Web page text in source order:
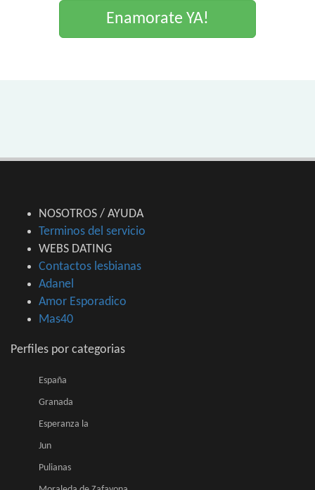
Enamorate YA!
NOSOTROS / AYUDA
Terminos del servicio
WEBS DATING
Contactos lesbianas
Adanel
Amor Esporadico
Mas40
Perfiles por categorias
España
Granada
Esperanza la
Jun
Pulianas